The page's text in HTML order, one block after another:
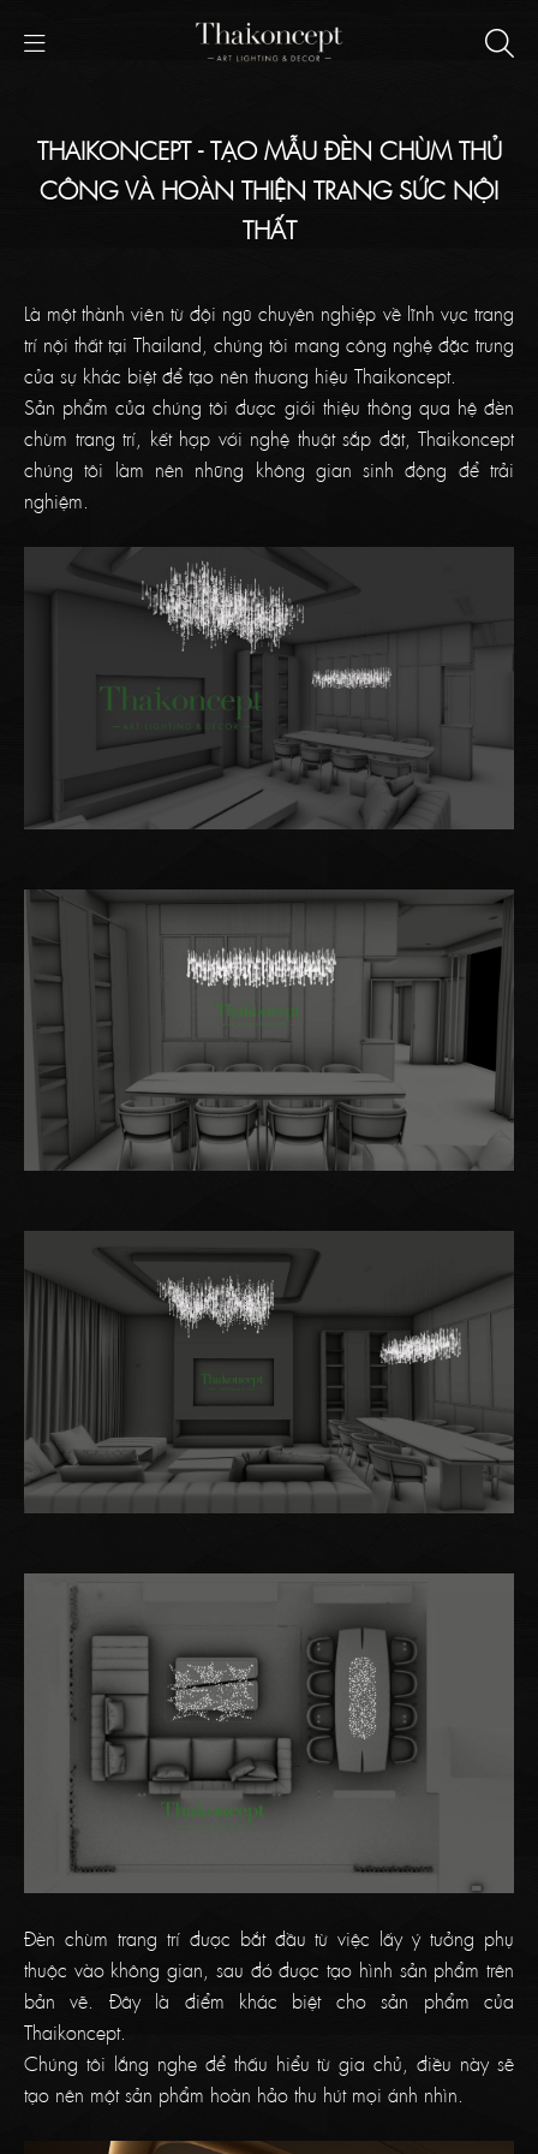
THAIKONCEPT - TẠO MẪU ĐÈN CHÙM THỦ
CÔNG VÀ HOÀN THIỆN TRANG SỨC NỘI
THẤT
Là một thành viên từ đội ngũ chuyên nghiệp về lĩnh vực trang
trí nội thất tại Thailand, chúng tôi mang công nghệ đặc trưng
của sự khác biệt để tạo nên thương hiệu Thaikoncept.
Sản phẩm của chúng tôi được giới thiệu thông qua hệ đèn
chùm trang trí, kết hợp với nghệ thuật sắp đặt, Thaikoncept
chúng tôi làm nên những không gian sinh động để trải
nghiệm.
Đèn chùm trang trí được bắt đầu từ việc lấy ý tưởng phụ
thuộc vào không gian, sau đó được tạo hình sản phẩm trên
bản vẽ. Đây là điểm khác biệt cho sản phẩm của
Thaikoncept.
Chúng tôi lắng nghe để thấu hiểu từ gia chủ, điều này sẽ
tạo nên một sản phẩm hoàn hảo thu hút mọi ánh nhìn.